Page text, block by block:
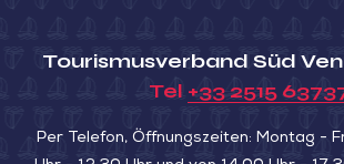
Tourismusverband Süd
Tel +33 2515
Per Telefon, Öffnungszeiten: Montag -